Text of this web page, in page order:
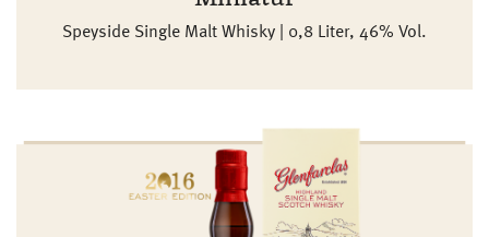
Speyside Single Malt Whisky | 0,8 Liter, 46% Vol.